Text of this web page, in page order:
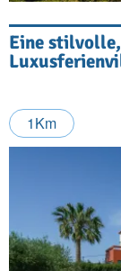
Eine
1Km